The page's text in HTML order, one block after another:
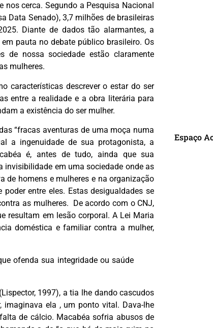
cerca. Segundo a Pesquisa Nacional
Data Senado), 3,7 milhões de brasileiras
Diante de dados tão alarmantes, a
pauta no debate público brasileiro. Os
de nossa sociedade estão claramente
mulheres.
características descrever o estar do ser
entre a realidade e a obra literária para
a existência do ser mulher.
“fracas aventuras de uma moça numa
a ingenuidade de sua protagonista, a
é, antes de tudo, ainda que sua
invisibilidade em uma sociedade onde as
de homens e mulheres e na organização
entre eles. Estas desigualdades se
as mulheres. De acordo com o CNJ,
resultam em lesão corporal. A Lei Maria
doméstica e familiar contra a mulher,
ofenda sua integridade ou saúde
1997), a tia lhe dando cascudos
ela , um ponto vital. Dava-lhe
de cálcio. Macabéa sofria abusos de
Espaço